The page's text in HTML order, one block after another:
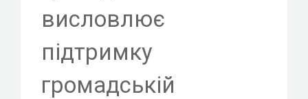
ВСТУП ДО ФОНДУ
висловлює
підтримку
громадській